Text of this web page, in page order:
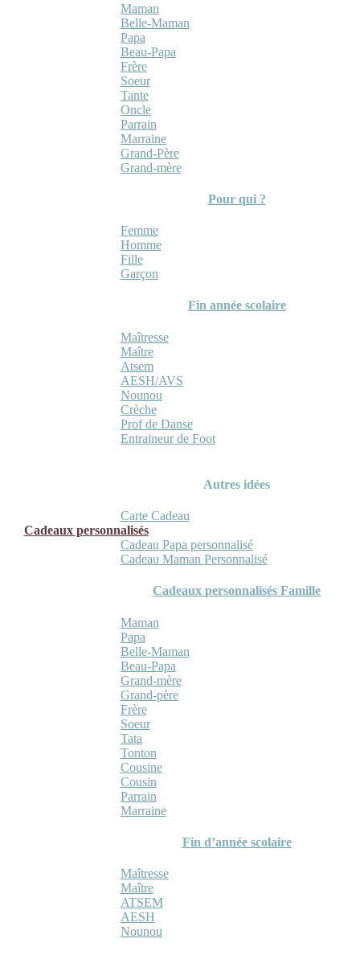
Maman
Belle-Maman
Papa
Beau-Papa
Frère
Soeur
Tante
Oncle
Parrain
Marraine
Grand-Père
Grand-mère
Pour qui ?
Femme
Homme
Fille
Garçon
Fin année scolaire
Maîtresse
Maître
Atsem
AESH/AVS
Nounou
Crèche
Prof de Danse
Entraineur de Foot
Autres idées
Carte Cadeau
Cadeaux personnalisés
Cadeau Papa personnalisé
Cadeau Maman Personnalisé
Cadeaux personnalisés Famille
Maman
Papa
Belle-Maman
Beau-Papa
Grand-mère
Grand-père
Frère
Soeur
Tata
Tonton
Cousine
Cousin
Parrain
Marraine
Fin d’année scolaire
Maîtresse
Maître
ATSEM
AESH
Nounou